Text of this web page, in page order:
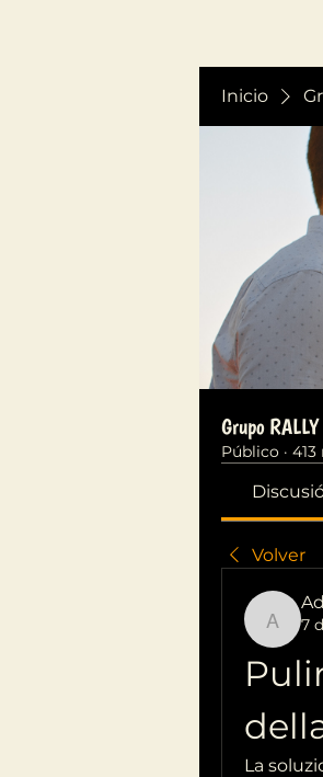
Inicio
Grupo
Público ·
Volver
7
La